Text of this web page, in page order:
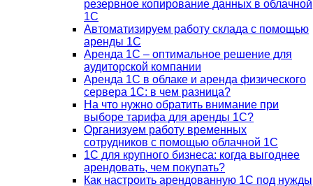
резервное копирование данных в облачной
1С
Автоматизируем работу склада с помощью
аренды 1С
Аренда 1С – оптимальное решение для
аудиторской компании
Аренда 1С в облаке и аренда физического
сервера 1С: в чем разница?
На что нужно обратить внимание при
выборе тарифа для аренды 1С?
Организуем работу временных
сотрудников с помощью облачной 1С
1С для крупного бизнеса: когда выгоднее
арендовать, чем покупать?
Как настроить арендованную 1С под нужды